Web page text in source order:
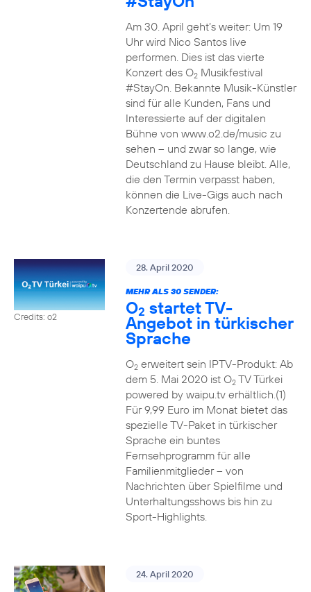
Am 30. April geht’s weiter: Um 19
Uhr wird Nico Santos live
performen. Dies ist das vierte
Konzert des O2Musikfestival
#StayOn. Bekannte Musik-Künstler
sind für alle Kunden, Fans und
Interessierte auf der digitalen
Bühne von www.o2.de/music zu
sehen – und zwar so lange, wie
Deutschland zu Hause bleibt. Alle,
die den Termin verpasst haben,
können die Live-Gigs auch nach
Konzertende abrufen.
Credits: o2
28. April 2020
MEHR ALS 30 SENDER:
O2 startet TV-
Angebot in türkischer
Sprache
O2erweitert sein IPTV-Produkt: Ab
dem 5. Mai 2020 ist O2TV Türkei
powered by waipu.tv erhältlich.(1)
Für 9,99 Euro im Monat bietet das
spezielle TV-Paket in türkischer
Sprache ein buntes
Fernsehprogramm für alle
Familienmitglieder – von
Nachrichten über Spielfilme und
Unterhaltungsshows bis hin zu
Sport-Highlights.
24. April 2020